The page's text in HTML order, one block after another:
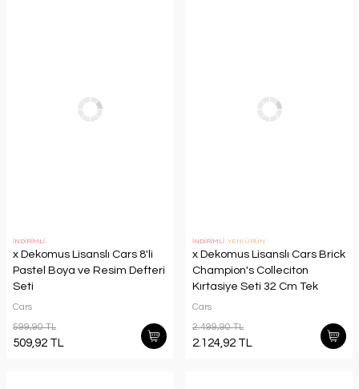
İNDİRİMLİ
x Dekomus Lisanslı Cars 8'li
Pastel Boya ve Resim Defteri
Seti
Cars
599,90 TL
509,92 TL
İNDİRİMLİ YENİ ÜRÜN
x Dekomus Lisanslı Cars Brick
Champion's Colleciton
Kırtasiye Seti 32 Cm Tek
Bölmeli Küçük Boy Anaokul
Kabı,Matara Seti
Cars
2.499,90 TL
2.124,92 TL